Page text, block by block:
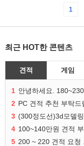
1
최근 HOT한 콘텐츠
견적 게임
1 안녕하세요.
2 PC 견적 추천 부탁드
3
4 100~140만원 견적
5 200 ~ 220 견적 요청